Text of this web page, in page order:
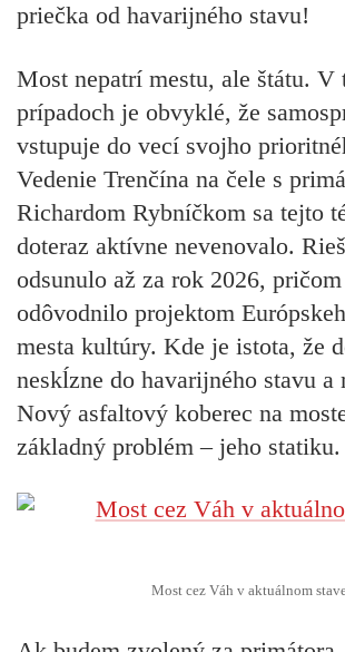
priečka od havarijného stavu!
Most nepatrí mestu, ale štátu. V
prípadoch je obvyklé, že
vstupuje do vecí svojho
Vedenie Trenčína na čele s
Richardom Rybníčkom sa tejto
doteraz aktívne nevenovalo.
odsunulo až za rok 2026,
odôvodnilo projektom
mesta kultúry. Kde je istota, že
neskĺzne do havarijného stavu a
Nový asfaltový koberec na
základný problém – jeho statiku.
Most cez Váh v aktuálnom